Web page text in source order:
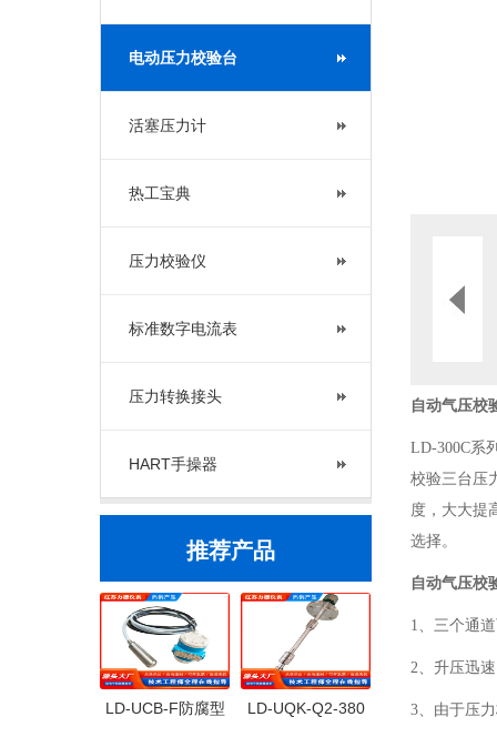
电动压力校验台
活塞压力计
热工宝典
压力校验仪
标准数字电流表
压力转换接头
HART手操器
推荐产品
LD-UCB-F防腐型 LD-UQK-Q2-380
自动气压校
LD-300C系
校验三台压
度，大大提
选择。
自动气压校
1、三个通
2、升压迅
3、由于压